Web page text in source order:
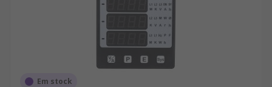
Em stock